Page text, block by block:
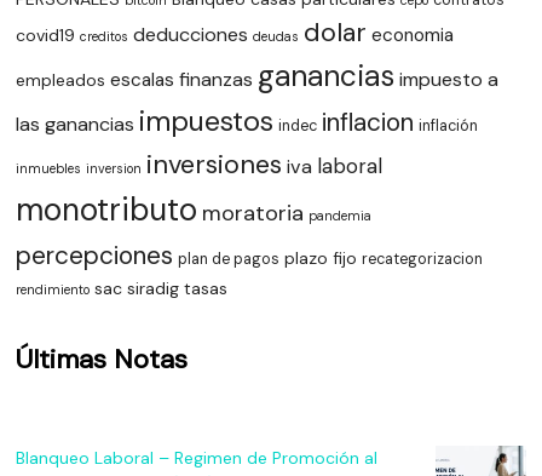
covid19 creditos deducciones deudas dolar economia
empleados escalas finanzas ganancias impuesto a
las ganancias impuestos indec inflacion inflación
inmuebles inversion inversiones iva laboral
monotributo moratoria pandemia
percepciones plan de pagos plazo fijo recategorizacion
rendimiento sac siradig tasas
Últimas Notas
Blanqueo Laboral – Regimen de Promoción al